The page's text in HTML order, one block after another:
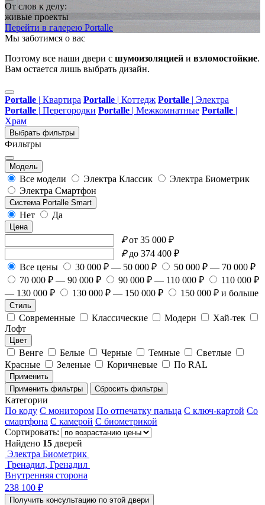
От слов к делу:
живые проекты
Перейти в галерею Portalle
Мы заботимся о вас
Поэтому все наши двери с шумоизоляцией и взломостойкие.
Вам остается лишь выбрать дизайн.
Portalle | Квартира Portalle | Коттедж Portalle | Электра
Portalle | Перегородки Portalle | Межкомнатные Portalle |
Храм
Выбрать фильтры
Фильтры
Модель
Все модели Электра Классик
Электра Биометрик
Электра Смартфон
Система Portalle Smart
Нет Да
Цена
₽ от 35 000 ₽
₽ до 374 400 ₽
Все цены
30 000 ₽ — 50 000 ₽
50 000 ₽ — 70 000 ₽
70 000 ₽ — 90 000 ₽
90 000 ₽ — 110 000 ₽
110 000 ₽
— 130 000 ₽
130 000 ₽ — 150 000 ₽ 150 000 ₽ и больше
Стиль
Современные Классические Модерн
Хай-тек
Лофт
Цвет
Венге Белые Черные Темные
Светлые
Красные
Зеленые Коричневые По RAL
Применить
Применить фильтры
Сбросить фильтры
Категории
По коду С монитором По отпечатку пальца С ключ-картой Со
смартфона С камерой С биометрикой
Сортировать:
Найдено 15 дверей
Электра Биометрик
Гренадил, Гренадил
Внутренняя сторона
238 100 ₽
Получить консультацию по этой двери